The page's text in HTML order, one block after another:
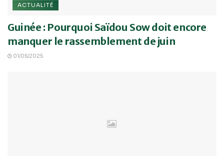
ACTUALITÉ
Guinée : Pourquoi Saïdou Sow doit encore
manquer le rassemblement de juin
01/05/2025